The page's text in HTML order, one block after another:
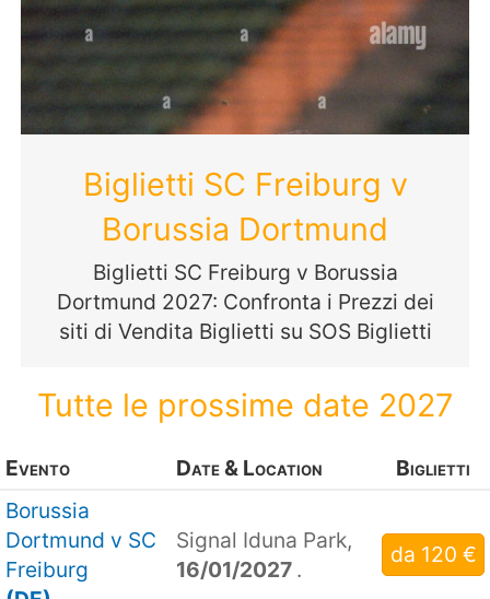
Biglietti SC Freiburg v
Borussia Dortmund
Biglietti SC Freiburg v Borussia
Dortmund 2027: Confronta i Prezzi dei
siti di Vendita Biglietti su SOS Biglietti
Tutte le prossime date 2027
Evento Date & Location
Biglietti
Borussia
Dortmund v SC
Freiburg
Signal Iduna Park,
16/01/2027 .
da 120 €